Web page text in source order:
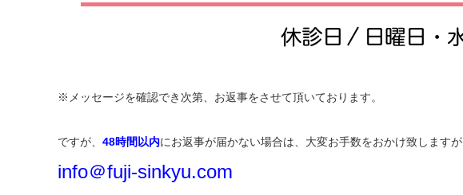
※メッセージを確認でき次第、お返事をさせて頂いております。
ですが、 48時間以内にお返事が届かない場合は、大変お手数をおかけ致しますが
info＠fuji-sinkyu.com